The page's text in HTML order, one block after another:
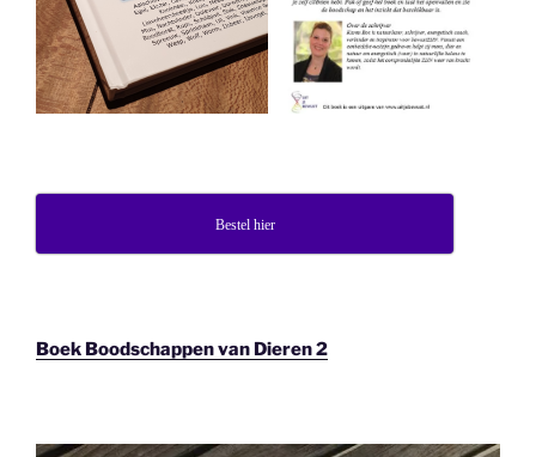
Bestel hier
Boek Boodschappen van Dieren 2